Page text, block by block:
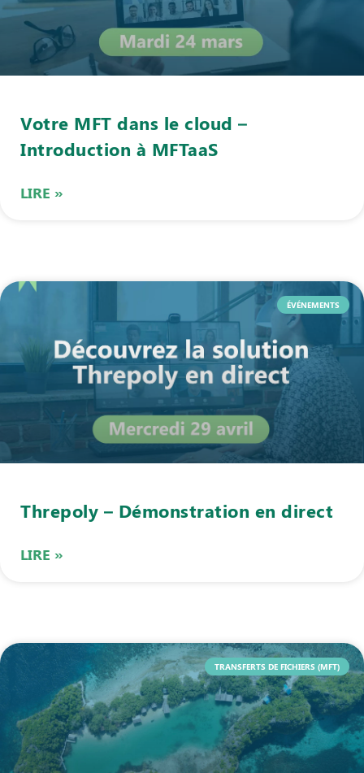
Votre MFT dans le cloud –
Introduction à MFTaaS
LIRE »
ÉVÉNEMENTS
Threpoly – Démonstration en direct
LIRE »
TRANSFERTS DE FICHIERS (MFT)